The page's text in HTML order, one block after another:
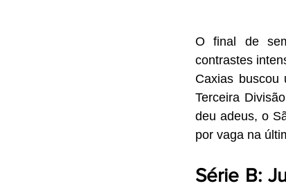
O final de
contrastes
Caxias buscou
Terceira
deu adeus, o
por vaga na
Série B: